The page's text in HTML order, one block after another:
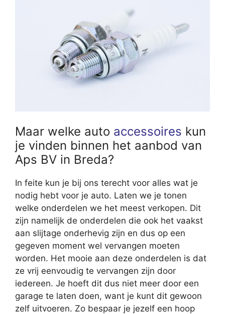
Maar welke auto accessoires kun
je vinden binnen het aanbod van
Aps BV in Breda?
In feite kun je bij ons terecht voor alles wat je
nodig hebt voor je auto. Laten we je tonen
welke onderdelen we het meest verkopen. Dit
zijn namelijk de onderdelen die ook het vaakst
aan slijtage onderhevig zijn en dus op een
gegeven moment wel vervangen moeten
worden. Het mooie aan deze onderdelen is dat
ze vrij eenvoudig te vervangen zijn door
iedereen. Je hoeft dit dus niet meer door een
garage te laten doen, want je kunt dit gewoon
zelf uitvoeren. Zo bespaar je jezelf een hoop